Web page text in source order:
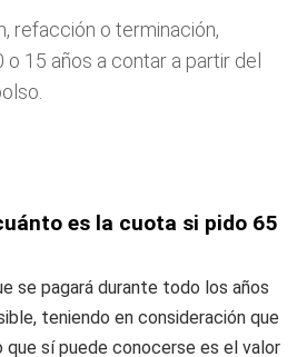
refacción o terminación,
o 15 años a contar a partir del
es la cuota si pido 65
se pagará durante todo los años
teniendo en consideración que
que sí puede conocerse es el valor